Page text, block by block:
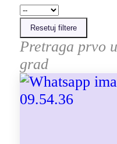
Resetuj filtere
Pretraga prvo
grad